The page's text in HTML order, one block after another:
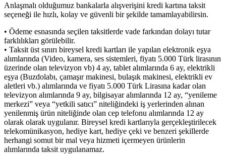
Anlaşmalı olduğumuz bankalarla alışverişini kredi kartına taksit
seçeneği ile hızlı, kolay ve güvenli bir şekilde tamamlayabilirsin.
• Ödeme esnasında seçilen taksitlerde vade farkından dolayı tutar
farklılıkları görülebilir.
• Taksit üst sınırı bireysel kredi kartları ile yapılan elektronik eşya
alımlarında (Video, kamera, ses sistemleri, fiyatı 5.000 Türk lirasının
üzerinde olan televizyon vb) 4 ay, tablet alımlarında 6 ay, elektrikli
eşya (Buzdolabı, çamaşır makinesi, bulaşık makinesi, elektrikli ev
aletleri vb.) alımlarında ve fiyatı 5.000 Türk Lirasına kadar olan
televizyon alımlarında 9 ay, bilgisayar alımlarında 12 ay, “yenileme
merkezi” veya “yetkili satıcı” niteliğindeki iş yerlerinden alınan
yenilenmiş ürün niteliğinde olan cep telefonu alımlarında 12 ay
olarak olarak uygulanır. Bireysel kredi kartlarıyla gerçekleştirilecek
telekomünikasyon, hediye kart, hediye çeki ve benzeri şekillerde
herhangi somut bir mal veya hizmeti içermeyen ürünlerin
alımlarında taksit uygulanamaz.